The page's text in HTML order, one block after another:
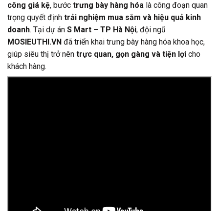
công giá kệ, bước trưng bày hàng hóa là công đoạn quan
trọng quyết định trải nghiệm mua sắm và hiệu quả kinh
doanh. Tại dự án S Mart – TP Hà Nội, đội ngũ
MOSIEUTHI.VN đã triển khai trưng bày hàng hóa khoa học,
giúp siêu thị trở nên trực quan, gọn gàng và tiện lợi cho
khách hàng.